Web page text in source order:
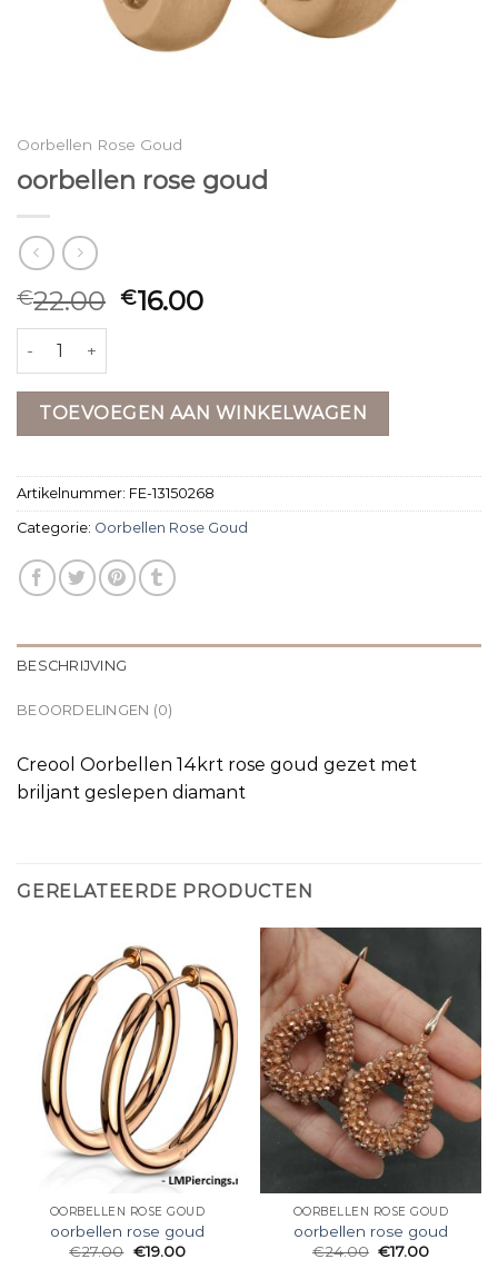
Oorbellen Rose Goud
oorbellen rose goud
€22.00 €16.00
oorbellen rose goud aantal
TOEVOEGEN AAN WINKELWAGEN
Artikelnummer: FE-13150268
Categorie: Oorbellen Rose Goud
BESCHRIJVING
BEOORDELINGEN (0)
Creool Oorbellen 14krt rose goud gezet met
briljant geslepen diamant
GERELATEERDE PRODUCTEN
OORBELLEN ROSE GOUD
oorbellen rose goud
€27.00 €19.00
OORBELLEN ROSE GOUD
oorbellen rose goud
€24.00 €17.00